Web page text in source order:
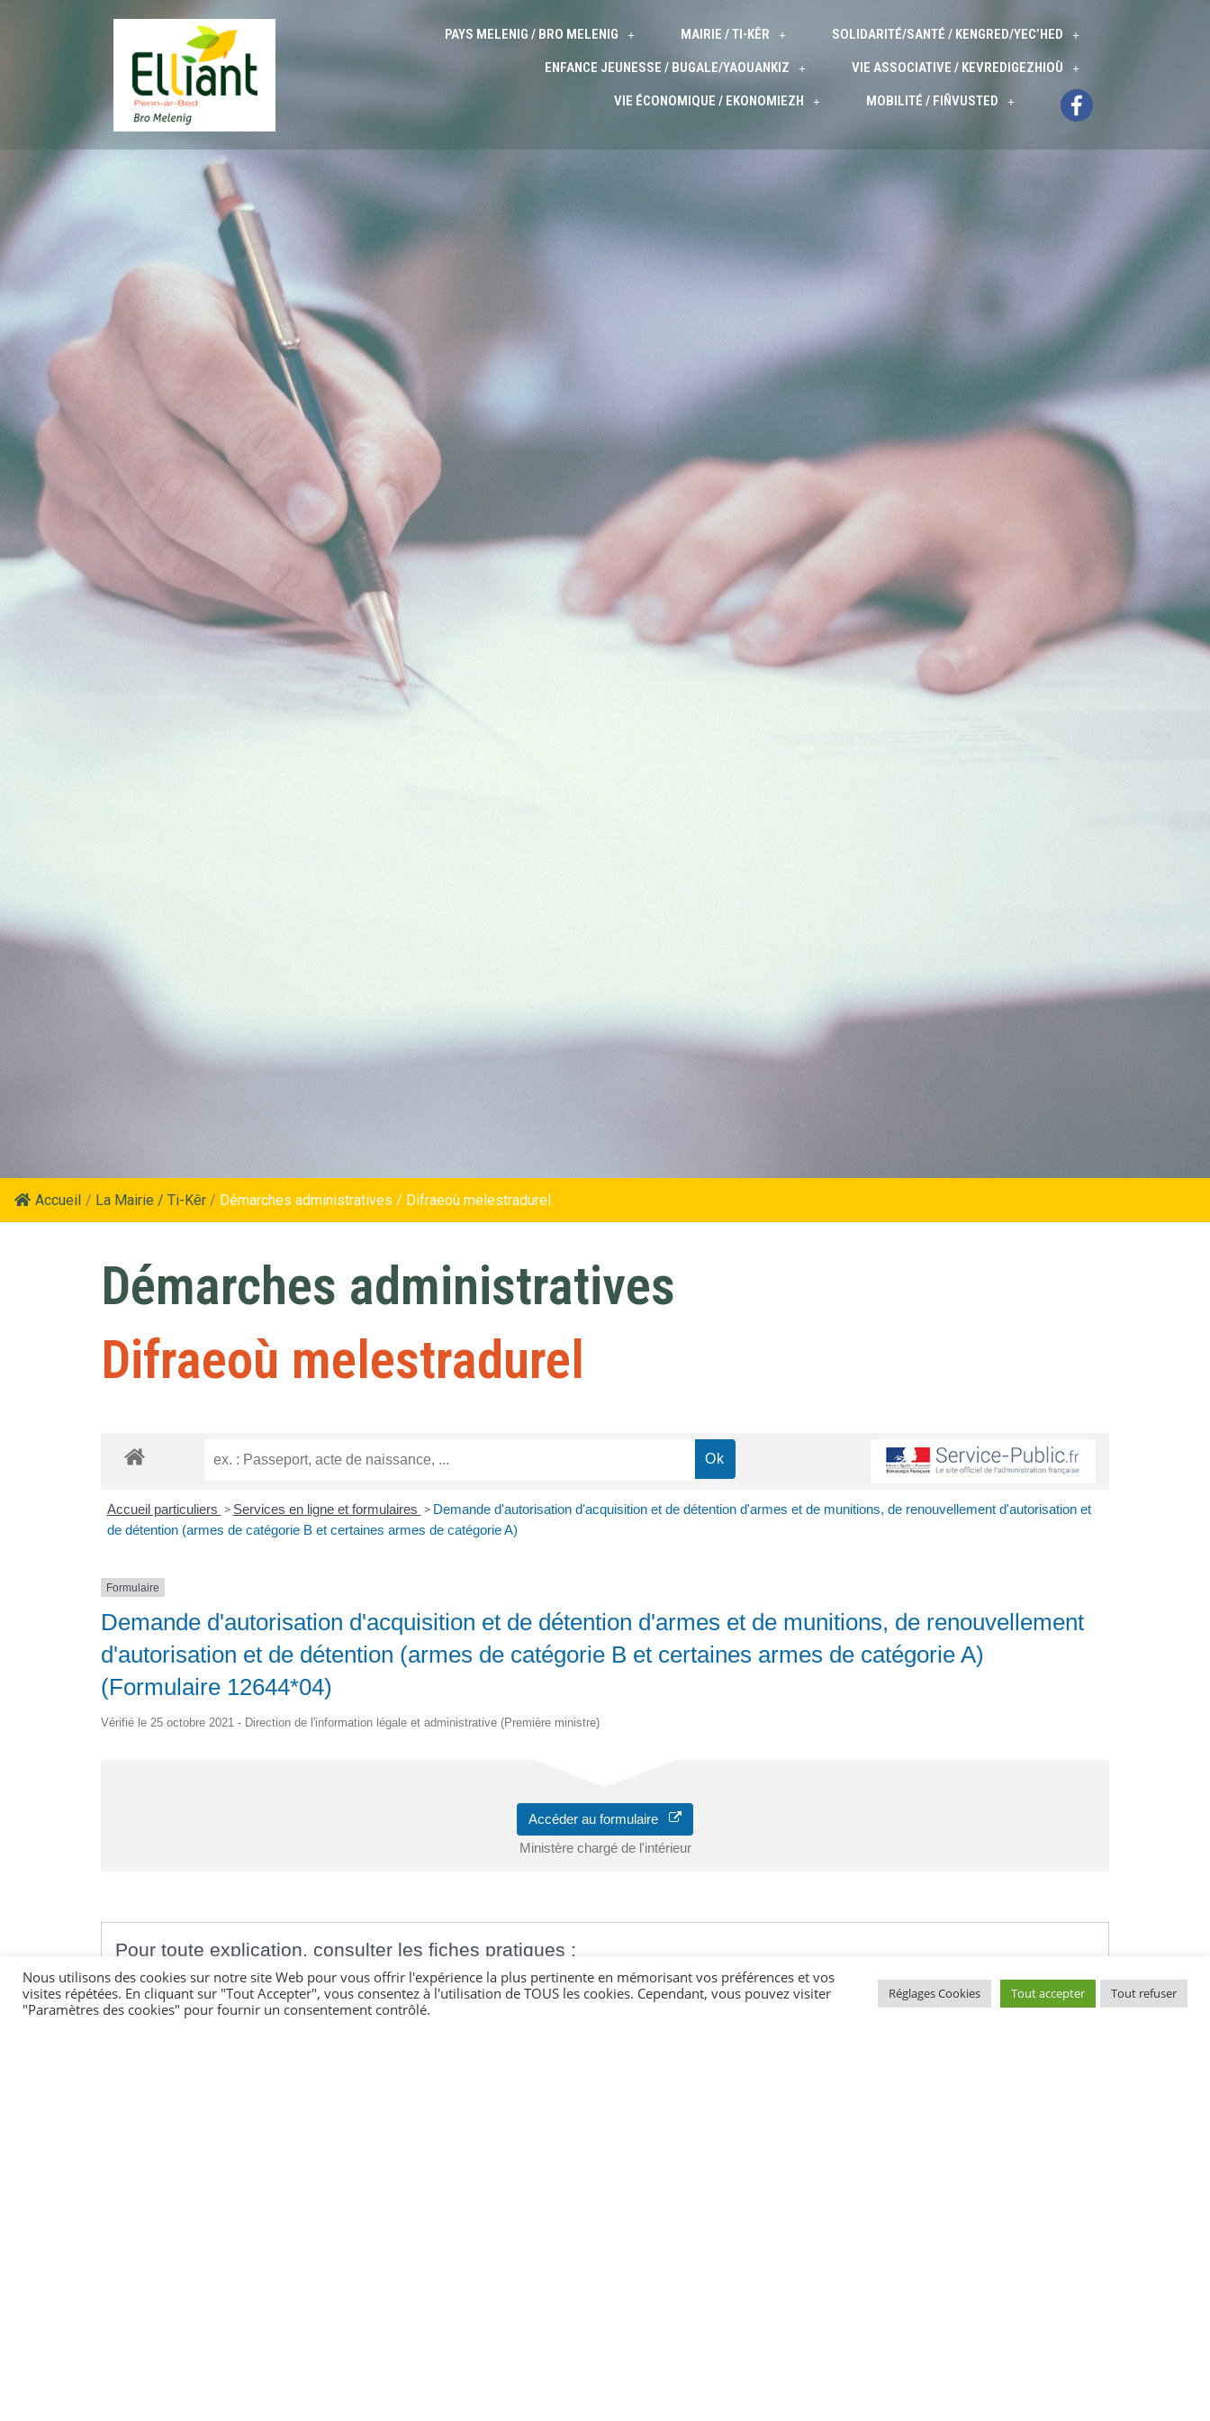
PAYS MELENIG / BRO MELENIG MAIRIE / TI-KÊR SOLIDARITÉ/SANTÉ / KENGRED/YEC’HED
ENFANCE JEUNESSE / BUGALE/YAOUANKIZ VIE ASSOCIATIVE / KEVREDIGEZHIOÙ
VIE ÉCONOMIQUE / EKONOMIEZH MOBILITÉ / FIÑVUSTED
Accueil / La Mairie / Ti-Kêr / Démarches administratives / Difraeoù melestradurel
Démarches administratives
Difraeoù melestradurel
Accueil particuliers > Services en ligne et formulaires > Demande d'autorisation d'acquisition et de détention d'armes et de munitions, de renouvellement d'autorisation et
de détention (armes de catégorie B et certaines armes de catégorie A)
Formulaire
Demande d'autorisation d'acquisition et de détention d'armes et de munitions, de renouvellement
d'autorisation et de détention (armes de catégorie B et certaines armes de catégorie A)
(Formulaire 12644*04)
Vérifié le 25 octobre 2021 - Direction de l'information légale et administrative (Première ministre)
Accéder au formulaire
Ministère chargé de l'intérieur
Pour toute explication, consulter les fiches pratiques :
PARTICULIERS
Arme de catégorie B (soumise à autorisation)
Nous utilisons des cookies sur notre site Web pour vous offrir l'expérience la plus pertinente en mémorisant vos préférences et vos
visites répétées. En cliquant sur "Tout Accepter", vous consentez à l'utilisation de TOUS les cookies. Cependant, vous pouvez visiter
"Paramètres des cookies" pour fournir un consentement contrôlé.
Réglages Cookies Tout accepter Tout refuser